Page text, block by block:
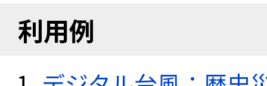
利用例